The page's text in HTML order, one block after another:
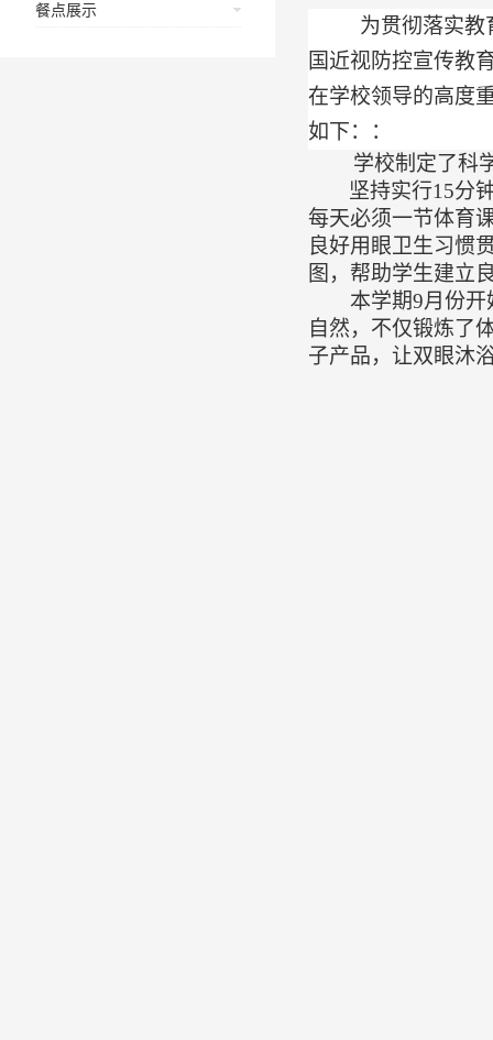
餐点展示
为贯彻落实教
国近视防控宣传教
在学校领导的高度
如下：
：
学校制定了科
坚持实行15分
每天必须一节体育
良好用眼卫生习惯
图， 帮助学生建立
本学期9月份开
自然，不仅锻炼了
子产品，让双眼沐